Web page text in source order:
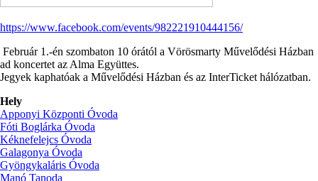
https://www.facebook.com/events/982221910444156/
Február 1.-én szombaton 10 órától a Vörösmarty Művelődési Házban
ad koncertet az Alma Együttes.
Jegyek kaphatóak a Művelődési Házban és az InterTicket hálózatban.
Hely
Apponyi Központi Óvoda
Fóti Boglárka Óvoda
Kéknefelejcs Óvoda
Galagonya Óvoda
Gyöngykaláris Óvoda
Manó Tanoda